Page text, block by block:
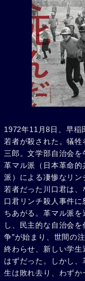
1972年11月8日、早稲
若者が殺された。犠
三郎。文学部自治会を
革マル派（日本革命
派）による凄惨なリ
若者だった川口君は、
口君リンチ殺人事件
ちあがる。革マル派
し、民主的な自治会
争”が始まり、世間の
終わらせ、新しい学
はずだった。しかし、
生は敗れ去り、わず